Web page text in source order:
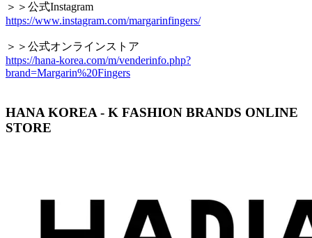
＞＞公式Instagram
https://www.instagram.com/margarinfingers/
＞＞公式オンラインストア
https://hana-korea.com/m/venderinfo.php?
brand=Margarin%20Fingers
HANA KOREA - K FASHION BRANDS ONLINE
STORE